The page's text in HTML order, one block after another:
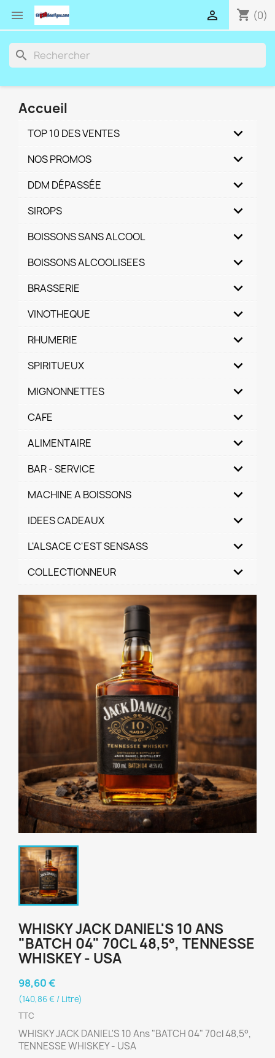
 shopping_cart (0)

search
Accueil
TOP 10 DES VENTES
NOS PROMOS
DDM DÉPASSÉE
SIROPS
BOISSONS SANS ALCOOL
BOISSONS ALCOOLISEES
BRASSERIE
VINOTHEQUE
RHUMERIE
SPIRITUEUX
MIGNONNETTES
CAFE
ALIMENTAIRE
BAR - SERVICE
MACHINE A BOISSONS
IDEES CADEAUX
L'ALSACE C'EST SENSASS
COLLECTIONNEUR
WHISKY JACK DANIEL'S 10 ANS
"BATCH 04" 70CL 48,5°, TENNESSE
WHISKEY - USA
98,60 €
(140,86 € / Litre)
TTC
WHISKY JACK DANIEL'S 10 Ans "BATCH 04" 70cl 48,5°,
TENNESSE WHISKEY - USA